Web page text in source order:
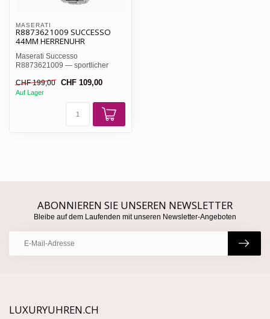
MASERATI
R8873621009 SUCCESSO
44MM HERRENUHR
Maserati Successo
R8873621009 — sportlicher
Zifferbla...
CHF 199,00 CHF 109,00
Auf Lager
ABONNIEREN SIE UNSEREN NEWSLETTER
Bleibe auf dem Laufenden mit unseren Newsletter-Angeboten
LUXURYUHREN.CH